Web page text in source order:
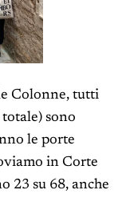
Colonne, tutti
sono
le porte
in Corte
23 su 68, anche